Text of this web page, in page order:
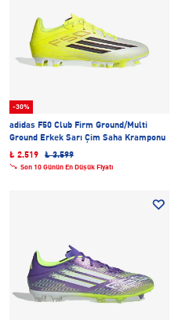
-30%
adidas F50 Club Firm Ground/Multi
Ground Erkek Sarı Çim Saha Kramponu
₺ 2.519
₺ 3.599
Son 10 Günün En Düşük Fiyatı